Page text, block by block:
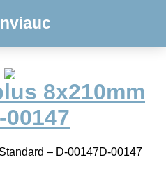
8x210mm
– D-00147D-00147